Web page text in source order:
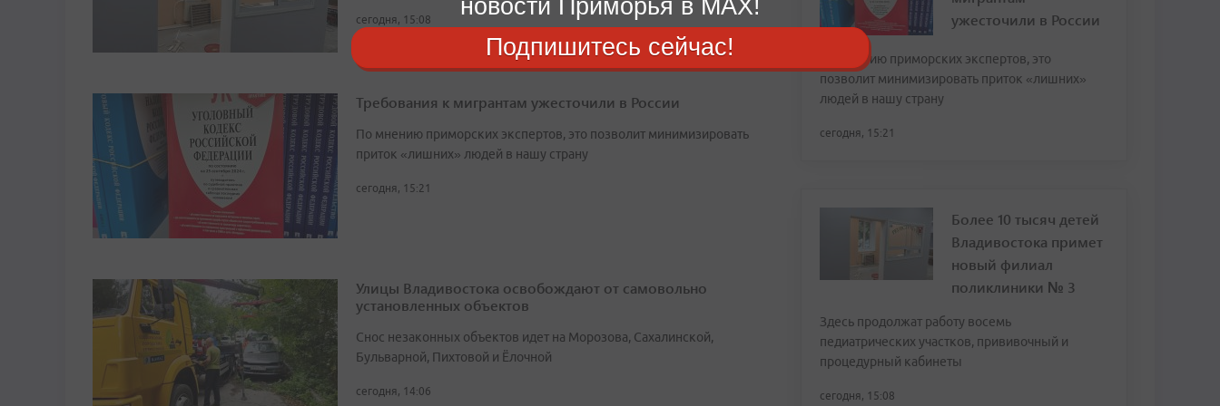
сегодня, 15:08
Требования к мигрантам ужесточили в России
По мнению приморских экспертов, это позволит минимизировать
приток «лишних» людей в нашу страну
сегодня, 15:21
Улицы Владивостока освобождают от самовольно
установленных объектов
Снос незаконных объектов идет на Морозова, Сахалинской,
Бульварной, Пихтовой и Ёлочной
сегодня, 14:06
ужесточили в России
По мнению приморских экспертов, это
позволит минимизировать приток «лишних»
людей в нашу страну
сегодня, 15:21
Более 10 тысяч детей
Владивостока примет
новый филиал
поликлиники № 3
Здесь продолжат работу восемь
педиатрических участков, прививочный и
процедурный кабинеты
сегодня, 15:08
новости Приморья в MAX!
Подпишитесь сейчас!